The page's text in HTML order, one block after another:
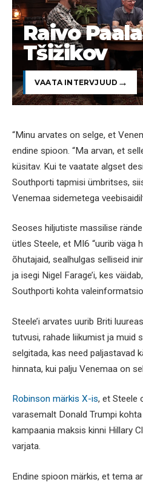
Raivo
Tšižikov
VAATA INTERVJUUD
“Minu arvates on selge, et
endine spioon. “Ma arvan, et
küsitav. Kui te vaatate algset
Southporti tapmisi ümbritses,
Venemaa sidemetega
Seoses hiljutiste massilise
ütles Steele, et MI6 “uurib väga
õhutajaid, sealhulgas selliseid
ja isegi Nigel Farage’i, kes
Southporti kohta
Steele’i arvates uurib Briti
tutvusi, rahade liikumist ja muid
selgitada, kas need paljastavad
hinnata, kui palju Venemaa on
Robinson märkis X-is, et Steele
varasemalt Donald Trumpi
kampaania maksis kinni Hillary
varjata.
Endine spioon märkis, et tema